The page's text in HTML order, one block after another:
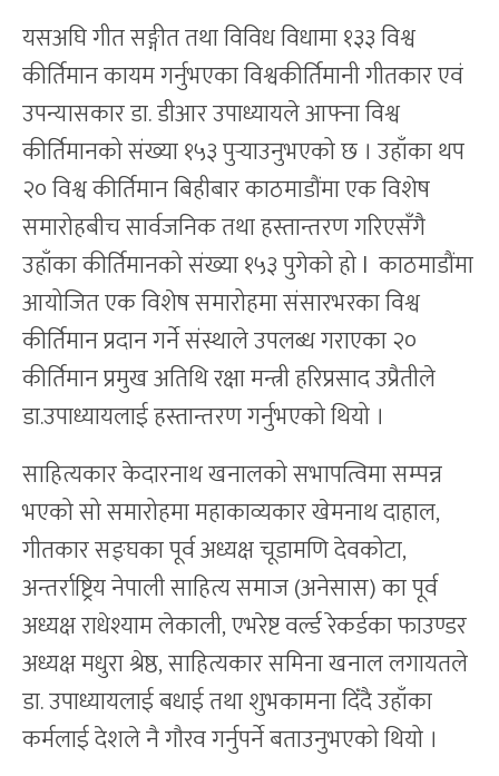
यसअघि गीत सङ्गीत तथा विविध विधामा १३३ विश्व
कीर्तिमान कायम गर्नुभएका विश्वकीर्तिमानी गीतकार एवं
उपन्यासकार डा. डीआर उपाध्यायले आफ्ना विश्व
कीर्तिमानको संख्या १५३ पुर्‍याउनुभएको छ । उहाँका थप
२० विश्व कीर्तिमान बिहीबार काठमाडौंमा एक विशेष
समारोहबीच सार्वजनिक तथा हस्तान्तरण गरिएसँगै
उहाँका कीर्तिमानको संख्या १५३ पुगेको हो l काठमाडौंमा
आयोजित एक विशेष समारोहमा संसारभरका विश्व
कीर्तिमान प्रदान गर्ने संस्थाले उपलब्ध गराएका २०
कीर्तिमान प्रमुख अतिथि रक्षा मन्त्री हरिप्रसाद उप्रैतीले
डा.उपाध्यायलाई हस्तान्तरण गर्नुभएको थियो ।
साहित्यकार केदारनाथ खनालको सभापत्विमा सम्पन्न
भएको सो समारोहमा महाकाव्यकार खेमनाथ दाहाल,
गीतकार सङ्घका पूर्व अध्यक्ष चूडामणि देवकोटा,
अन्तर्राष्ट्रिय नेपाली साहित्य समाज (अनेसास) का पूर्व
अध्यक्ष राधेश्याम लेकाली, एभरेष्ट वर्ल्ड रेकर्डका फाउण्डर
अध्यक्ष मधुरा श्रेष्ठ, साहित्यकार समिना खनाल लगायतले
डा. उपाध्यायलाई बधाई तथा शुभकामना दिँदै उहाँका
कर्मलाई देशले नै गौरव गर्नुपर्ने बताउनुभएको थियो ।